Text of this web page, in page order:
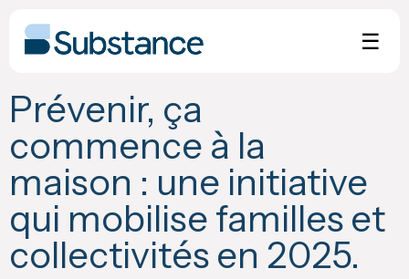
content
☰
Prévenir, ça
commence à la
maison : une initiative
qui mobilise familles et
collectivités en 2025.